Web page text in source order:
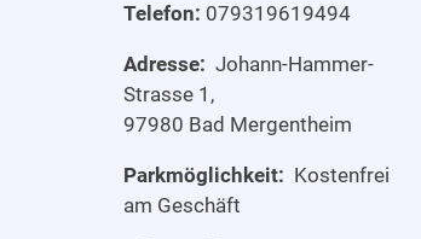
Telefon: 079319619494
Adresse: Johann-Hammer-
Strasse 1,
97980 Bad Mergentheim
Parkmöglichkeit: Kostenfrei
am Geschäft